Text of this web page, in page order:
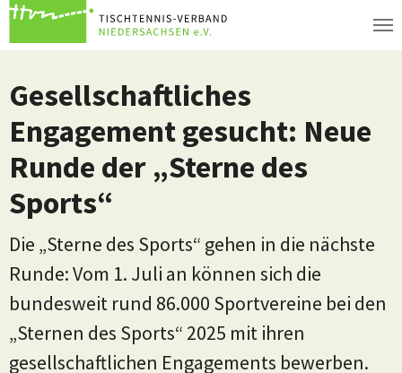
Zum Hauptinhalt springen
Gesellschaftliches
Engagement gesucht: Neue
Runde der „Sterne des
Sports“
Die „Sterne des Sports“ gehen in die nächste
Runde: Vom 1. Juli an können sich die
bundesweit rund 86.000 Sportvereine bei den
„Sternen des Sports“ 2025 mit ihren
gesellschaftlichen Engagements bewerben.